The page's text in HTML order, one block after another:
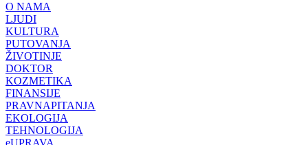
O NAMA
LJUDI
KULTURA
PUTOVANJA
ŽIVOTINJE
DOKTOR
KOZMETIKA
FINANSIJE
PRAVNAPITANJA
EKOLOGIJA
TEHNOLOGIJA